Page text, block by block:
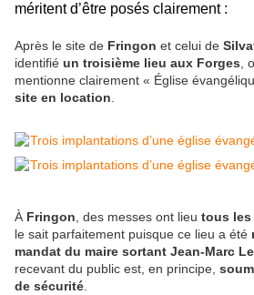
méritent d’être posés clairement :
Après le site de Fringon et celui de
identifié un troisième lieu aux Forges ,
mentionne clairement « Église
site en location
À Fringon , des messes ont lieu tous les
le sait parfaitement puisque ce lieu a été
mandat du maire sortant Jean-Marc
recevant du public est, en principe,
de sécurité